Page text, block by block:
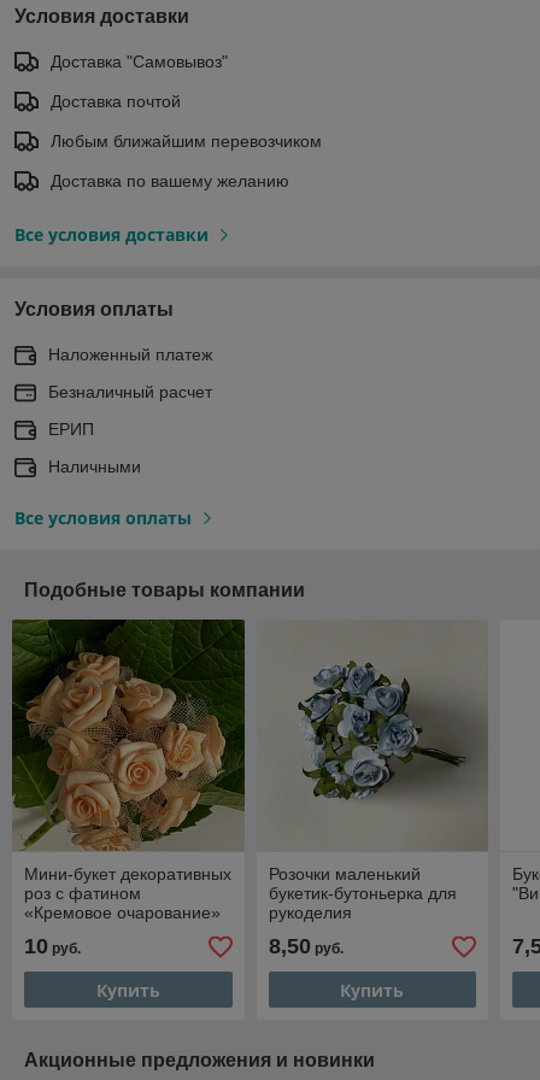
Условия доставки
Доставка "Самовывоз"
Доставка почтой
Любым ближайшим перевозчиком
Доставка по вашему желанию
Все условия доставки
Условия оплаты
Наложенный платеж
Безналичный расчет
ЕРИП
Наличными
Все условия оплаты
Подобные товары компании
Мини-букет декоративных
роз с фатином
«Кремовое очарование»
10 руб.
Купить
Розочки маленький
букетик-бутоньерка для
рукоделия
8,50руб.
Купить
Акционные предложения и новинки